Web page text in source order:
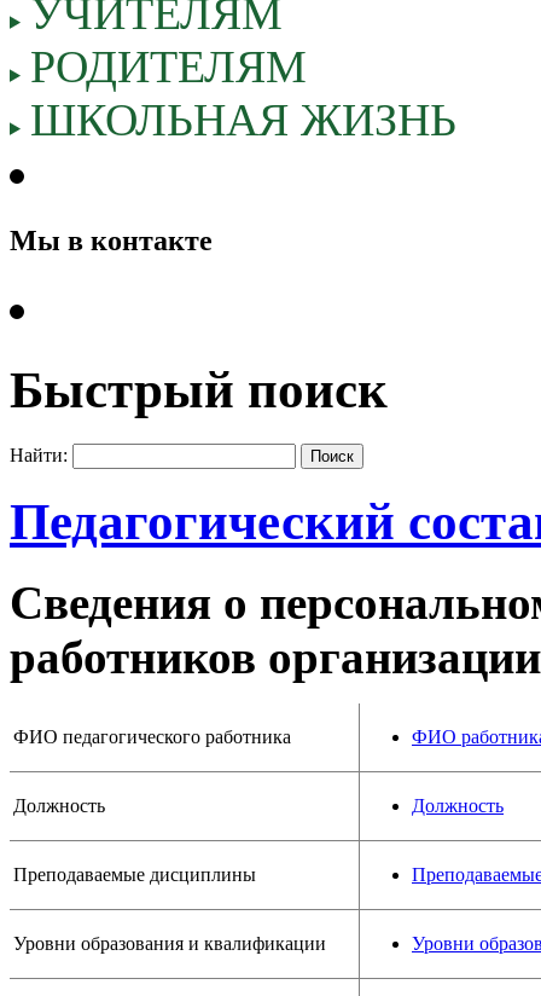
УЧИТЕЛЯМ
РОДИТЕЛЯМ
ШКОЛЬНАЯ ЖИЗНЬ
Мы в контакте
Быстрый поиск
Найти:
Педагогический
Сведения о
работников организации
ФИО педагогического работника ФИО
Должность Должность
Преподаваемые дисциплины
Уровни образования и квалификации Уровни